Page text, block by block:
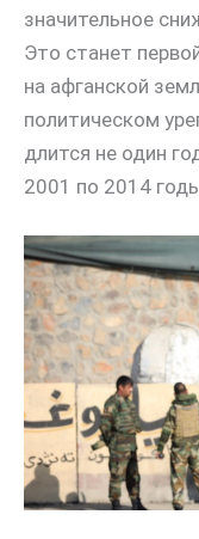
значительное
Это станет
на афганской
политическом
длится не один
2001 по 2014